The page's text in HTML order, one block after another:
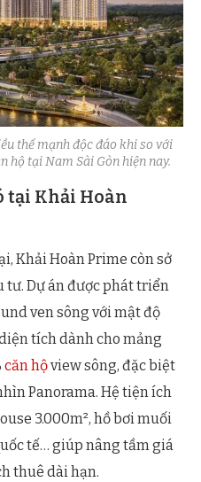
thế mạnh độc đáo khi so với
hộ tại Nam Sài Gòn hiện nay.
tại Khải Hoàn
Khải Hoàn Prime còn sở
Dự án được phát triển
ven sông với mật độ
tích dành cho mảng
căn hộview sông, đặc biệt
Panorama. Hệ tiện ích
3.000m², hồ bơi muối
tế… giúp nâng tầm giá
thuê dài hạn.